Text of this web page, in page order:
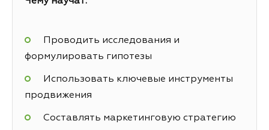
Проводить исследования и
формулировать гипотезы
Использовать ключевые инструменты
продвижения
Составлять маркетинговую стратегию